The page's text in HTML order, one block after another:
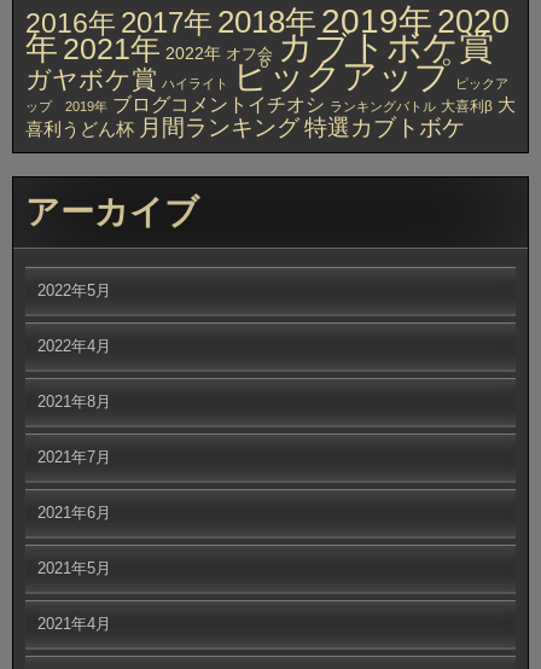
2016年 2017年 2018年 2019年2020
年 2021年 2022年 オフ会 カブトボケ賞
ガヤボケ賞 ハイライト ピックアップ ピックア
ップ 2019年 ブログコメントイチオシ ランキングバトル 大喜利β 大
喜利うどん杯 月間ランキング特選カブトボケ
アーカイブ
2022年5月
2022年4月
2021年8月
2021年7月
2021年6月
2021年5月
2021年4月